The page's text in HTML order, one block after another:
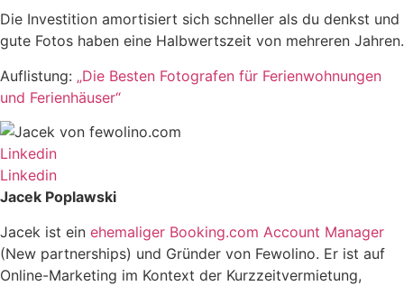
Die Investition amortisiert sich schneller als du denkst und
gute Fotos haben eine Halbwertszeit von mehreren Jahren.
Auflistung: „Die Besten Fotografen für Ferienwohnungen
und Ferienhäuser“
Linkedin
Linkedin
Jacek Poplawski
Jacek ist ein ehemaliger Booking.com Account Manager
(New partnerships) und Gründer von Fewolino. Er ist auf
Online-Marketing im Kontext der Kurzzeitvermietung,